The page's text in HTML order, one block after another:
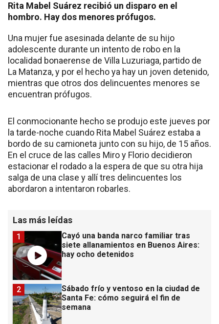
Rita Mabel Suárez recibió un disparo en el
hombro. Hay dos menores prófugos.
Una mujer fue asesinada delante de su hijo
adolescente durante un intento de robo en la
localidad bonaerense de Villa Luzuriaga, partido de
La Matanza, y por el hecho ya hay un joven detenido,
mientras que otros dos delincuentes menores se
encuentran prófugos.
El conmocionante hecho se produjo este jueves por
la tarde-noche cuando Rita Mabel Suárez estaba a
bordo de su camioneta junto con su hijo, de 15 años.
En el cruce de las calles Miro y Florio decidieron
estacionar el rodado a la espera de que su otra hija
salga de una clase y allí tres delincuentes los
abordaron a intentaron robarles.
Las más leídas
Cayó una banda narco familiar tras
siete allanamientos en Buenos Aires:
hay ocho detenidos
1
Sábado frío y ventoso en la ciudad de
Santa Fe: cómo seguirá el fin de
semana
2